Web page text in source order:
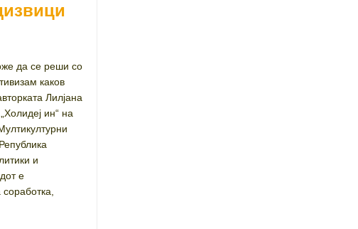
да се реши со
каков
Лилјана
ин“ на
и
е